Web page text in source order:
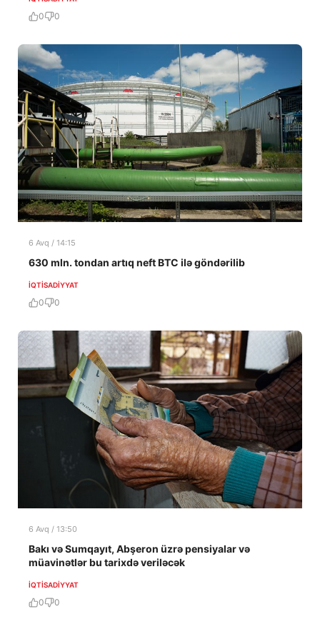
0 0
6 Avq / 14:15
630 mln. tondan artıq neft BTC ilə göndərilib
İQTISADIYYAT
0 0
6 Avq / 13:50
Bakı və Sumqayıt, Abşeron üzrə pensiyalar və
müavinətlər bu tarixdə veriləcək
İQTISADIYYAT
0 0